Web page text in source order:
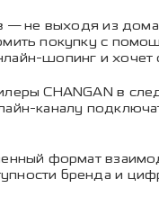
— не выходя из
покупку с
шопинг и
CHANGAN в
каналу
формат
бренда и